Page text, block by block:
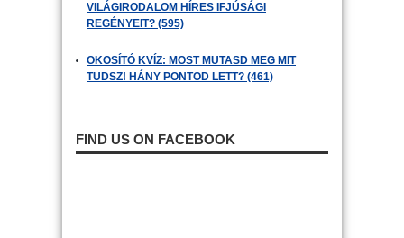
VILÁGIRODALOM HÍRES IFJÚSÁGI
REGÉNYEIT? (595)
OKOSÍTÓ KVÍZ: MOST MUTASD MEG MIT
TUDSZ! HÁNY PONTOD LETT? (461)
FIND US ON FACEBOOK